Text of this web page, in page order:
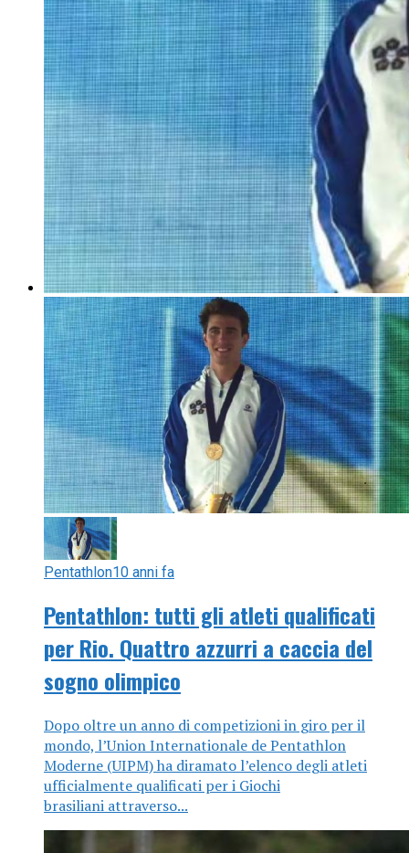
Pentathlon10 anni fa
Pentathlon: tutti gli atleti qualificati
per Rio. Quattro azzurri a caccia del
sogno olimpico
Dopo oltre un anno di competizioni in giro per il
mondo, l’Union Internationale de Pentathlon
Moderne (UIPM) ha diramato l’elenco degli atleti
ufficialmente qualificati per i Giochi
brasiliani attraverso...